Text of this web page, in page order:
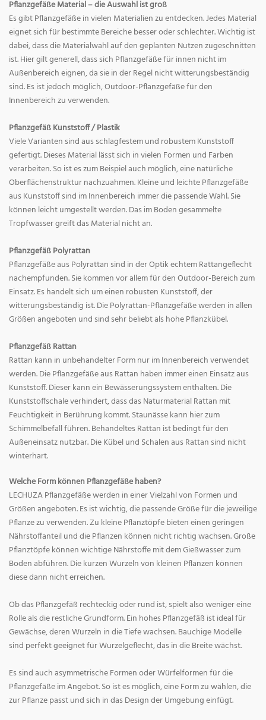
Pflanzgefäße Material – die Auswahl ist groß
Es gibt Pflanzgefäße in vielen Materialien zu entdecken. Jedes Material
eignet sich für bestimmte Bereiche besser oder schlechter. Wichtig ist
dabei, dass die Materialwahl auf den geplanten Nutzen zugeschnitten
ist. Hier gilt generell, dass sich Pflanzgefäße für innen nicht im
Außenbereich eignen, da sie in der Regel nicht witterungsbeständig
sind. Es ist jedoch möglich, Outdoor-Pflanzgefäße für den
Innenbereich zu verwenden.
Pflanzgefäß Kunststoff / Plastik
Viele Varianten sind aus schlagfestem und robustem Kunststoff
gefertigt. Dieses Material lässt sich in vielen Formen und Farben
verarbeiten. So ist es zum Beispiel auch möglich, eine natürliche
Oberflächenstruktur nachzuahmen. Kleine und leichte Pflanzgefäße
aus Kunststoff sind im Innenbereich immer die passende Wahl. Sie
können leicht umgestellt werden. Das im Boden gesammelte
Tropfwasser greift das Material nicht an.
Pflanzgefäß Polyrattan
Pflanzgefäße aus Polyrattan sind in der Optik echtem Rattangeflecht
nachempfunden. Sie kommen vor allem für den Outdoor-Bereich zum
Einsatz. Es handelt sich um einen robusten Kunststoff, der
witterungsbeständig ist. Die Polyrattan-Pflanzgefäße werden in allen
Größen angeboten und sind sehr beliebt als hohe Pflanzkübel.
Pflanzgefäß Rattan
Rattan kann in unbehandelter Form nur im Innenbereich verwendet
werden. Die Pflanzgefäße aus Rattan haben immer einen Einsatz aus
Kunststoff. Dieser kann ein Bewässerungssystem enthalten. Die
Kunststoffschale verhindert, dass das Naturmaterial Rattan mit
Feuchtigkeit in Berührung kommt. Staunässe kann hier zum
Schimmelbefall führen. Behandeltes Rattan ist bedingt für den
Außeneinsatz nutzbar. Die Kübel und Schalen aus Rattan sind nicht
winterhart.
Welche Form können Pflanzgefäße haben?
LECHUZA Pflanzgefäße werden in einer Vielzahl von Formen und
Größen angeboten. Es ist wichtig, die passende Größe für die jeweilige
Pflanze zu verwenden. Zu kleine Pflanztöpfe bieten einen geringen
Nährstoffanteil und die Pflanzen können nicht richtig wachsen. Große
Pflanztöpfe können wichtige Nährstoffe mit dem Gießwasser zum
Boden abführen. Die kurzen Wurzeln von kleinen Pflanzen können
diese dann nicht erreichen.
Ob das Pflanzgefäß rechteckig oder rund ist, spielt also weniger eine
Rolle als die restliche Grundform. Ein hohes Pflanzgefäß ist ideal für
Gewächse, deren Wurzeln in die Tiefe wachsen. Bauchige Modelle
sind perfekt geeignet für Wurzelgeflecht, das in die Breite wächst.
Es sind auch asymmetrische Formen oder Würfelformen für die
Pflanzgefäße im Angebot. So ist es möglich, eine Form zu wählen, die
zur Pflanze passt und sich in das Design der Umgebung einfügt.